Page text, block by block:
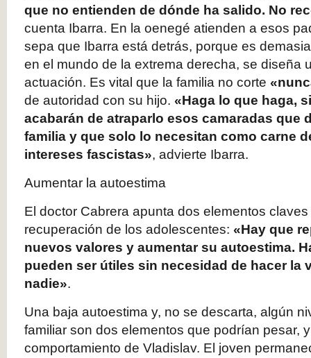
que no entienden de dónde ha salido. No
cuenta Ibarra. En la oenegé atienden a esos
sepa que Ibarra está detrás, porque es
en el mundo de la extrema derecha, se diseña
actuación. Es vital que la familia no corte
de autoridad con su hijo. «Haga lo que haga,
acabarán de atraparlo esos camaradas que
familia y que solo lo necesitan como carne
intereses fascistas», advierte Ibarra.
Aumentar la autoestima
El doctor Cabrera apunta dos elementos
recuperación de los adolescentes: «Hay que
nuevos valores y aumentar su autoestima.
pueden ser útiles sin necesidad de hacer la
nadie».
Una baja autoestima y, no se descarta, algún
familiar son dos elementos que podrían pesar,
comportamiento de Vladislav. El joven